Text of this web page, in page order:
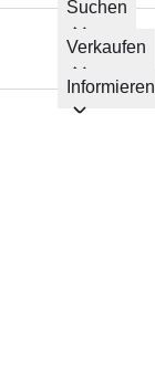
Suchen
Verkaufen
Informieren